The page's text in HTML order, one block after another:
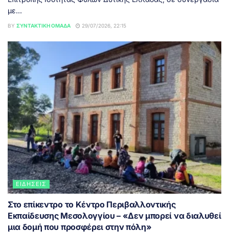
με...
BY ΣΥΝΤΑΚΤΙΚΉ ΟΜΆΔΑ 29/07/2026, 22:15
ΕΙΔΉΣΕΙΣ
Στο επίκεντρο το Κέντρο Περιβαλλοντικής
Εκπαίδευσης Μεσολογγίου – «Δεν μπορεί να διαλυθεί
μια δομή που προσφέρει στην πόλη»